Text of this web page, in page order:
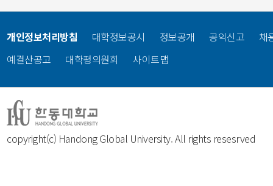
copyright(c) Handong Global University. All rights resesrved
개인정보처리방침 대학정보공시 정보공개 공익신고
채
예결산공고
대학평의원회 사이트맵